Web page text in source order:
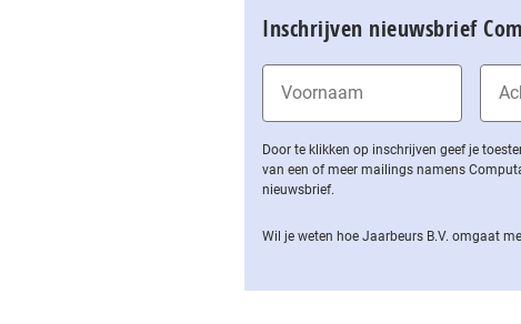
Inschrijven nieuwsbrief
Door te klikken op inschrijven geef je
van een of meer mailings namens
nieuwsbrief.
Wil je weten hoe Jaarbeurs B.V. omgaat